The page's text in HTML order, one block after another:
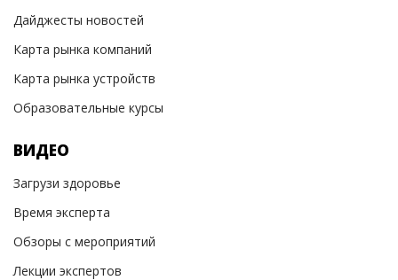
Дайджесты новостей
Карта рынка компаний
Карта рынка устройств
Образовательные курсы
ВИДЕО
Загрузи здоровье
Время эксперта
Обзоры с мероприятий
Лекции экспертов